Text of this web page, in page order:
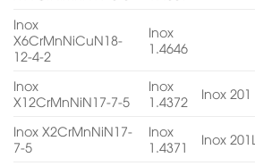
Inox
X6CrMnNiCuN18-
12-4-2
Inox
1.4646
Inox
X12CrMnNiN17-7-5
Inox
1.4372
Inox 201
Inox X2CrMnNiN17-
7-5
Inox
1.4371
Inox 201L